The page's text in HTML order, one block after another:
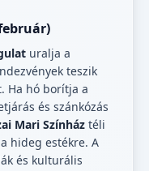
uralja a
teszik
Ha hó borítja a
és szánkózás
Mari Színház téli
hideg estékre. A
és kulturális